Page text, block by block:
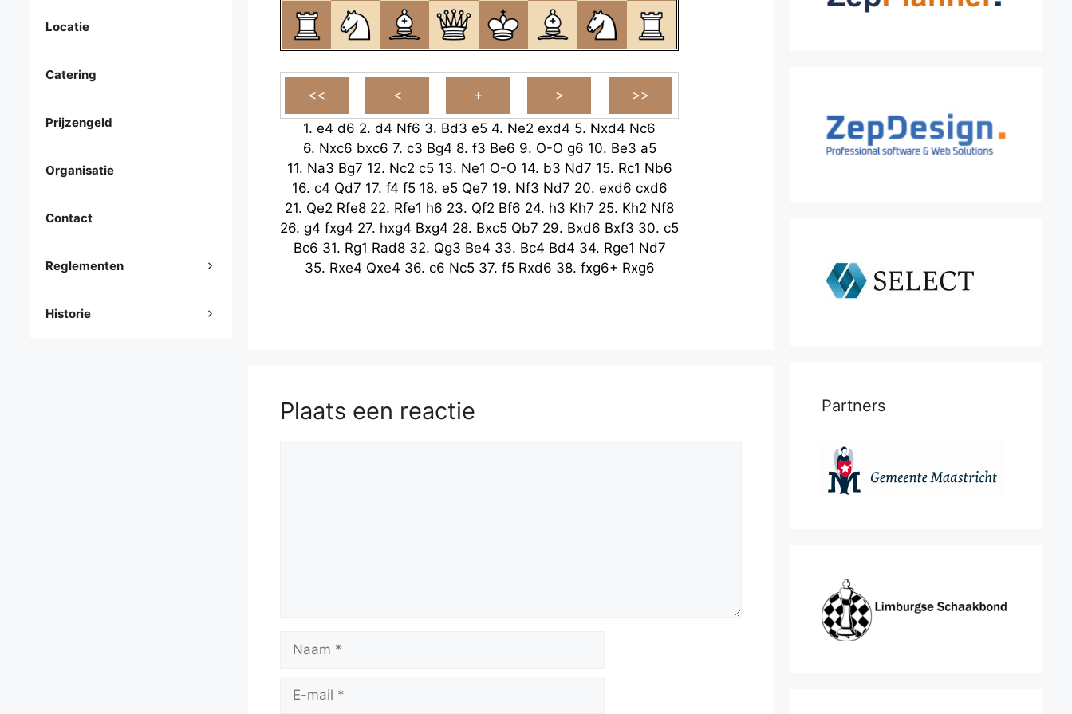
1. e4 d6 2. d4 Nf6 3. Bd3 e5 4. Ne2 exd4 5. Nxd4 Nc6
6. Nxc6 bxc6 7. c3 Bg4 8. f3 Be6 9. O-O g6 10. Be3 a5
11. Na3 Bg7 12. Nc2 c5 13. Ne1 O-O 14. b3 Nd7 15. Rc1 Nb6
16. c4 Qd7 17. f4 f5 18. e5 Qe7 19. Nf3 Nd7 20. exd6 cxd6
21. Qe2 Rfe8 22. Rfe1 h6 23. Qf2 Bf6 24. h3 Kh7 25. Kh2 Nf8
26. g4 fxg4 27. hxg4 Bxg4 28. Bxc5 Qb7 29. Bxd6 Bxf3 30. c5
Bc6 31. Rg1 Rad8 32. Qg3 Be4 33. Bc4 Bd4 34. Rge1 Nd7
35. Rxe4 Qxe4 36. c6 Nc5 37. f5 Rxd6 38. fxg6+ Rxg6
Plaats een reactie
mail
Locatie
Catering
Prijzengeld
Organisatie
Contact
Reglementen
Historie
Partners